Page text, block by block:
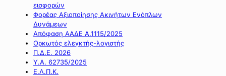
εισφορών
Φορέας Αξιοποίησης Ακινήτων Ενόπλων
Δυνάμεων
Απόφαση ΑΑΔΕ Α.1115/2025
Ορκωτός ελεγκτής-λογιστής
Π.Δ.Ε. 2026
Υ.Α. 62735/2025
Ε.Λ.Π.Κ.